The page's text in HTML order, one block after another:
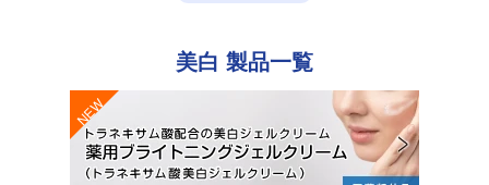
美白 製品一覧